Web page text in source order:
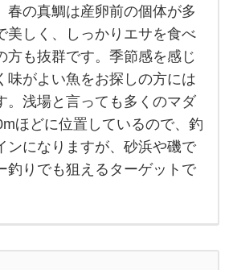
春の真鯛は産卵前の個体が多
美しく、しっかりエサを食べ
方も抜群です。季節感を感じ
味がよい魚をお探しの方には
。浅場と言っても多くのマダ
ほどに位置しているので、釣
ンになりますが、砂浜や磯で
釣りでも狙えるターゲットで